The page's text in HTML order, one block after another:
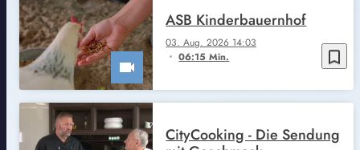
bookmark_border
03. Aug. 2026 14:03
06:15 Min.
ASB Kinderbauernhof
CityCooking - Die Sendung